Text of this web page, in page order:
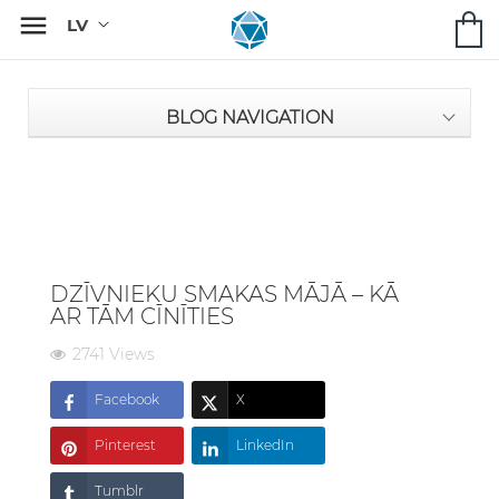

BLOG NAVIGATION
DZĪVNIEKU SMAKAS MĀJĀ – KĀ
AR TĀM CĪNĪTIES
2741 Views
Facebook X
Pinterest LinkedIn
Tumblr